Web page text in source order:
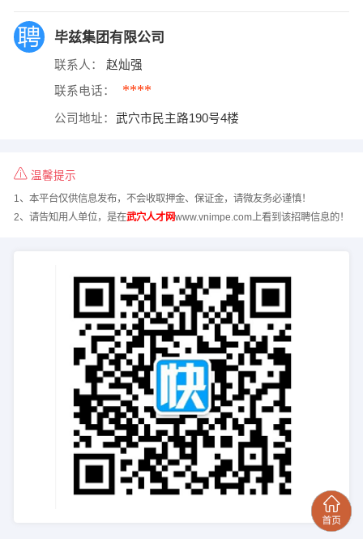
毕兹集团有限公司
联系人： 赵灿强
联系电话： ****
公司地址： 武穴市民主路190号4楼
温馨提示
1、本平台仅供信息发布，不会收取押金、保证金，请微友务必谨慎！
2、请告知用人单位，是在武穴人才网www.vnimpe.com上看到该招聘信息的！